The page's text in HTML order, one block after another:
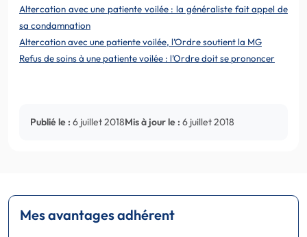
Altercation avec une patiente voilée : la généraliste fait appel de
sa condamnation
Altercation avec une patiente voilée, l’Ordre soutient la MG
Refus de soins à une patiente voilée : l’Ordre doit se prononcer
Publié le : 6 juillet 2018Mis à jour le : 6 juillet 2018
Mes avantages adhérent